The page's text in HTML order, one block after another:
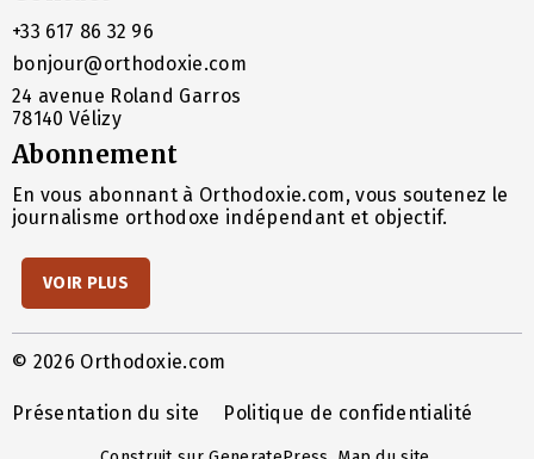
+33 617 86 32 96
bonjour@orthodoxie.com
24 avenue Roland Garros
78140 Vélizy
Abonnement
En vous abonnant à Orthodoxie.com, vous soutenez le
journalisme orthodoxe indépendant et objectif.
VOIR PLUS
© 2026 Orthodoxie.com
Présentation du site Politique de confidentialité